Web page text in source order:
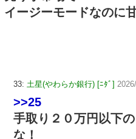
イージーモードなのに
33: 土星(やわらか銀行) [ﾆﾀﾞ]
>>25
手取り２０万円以下
な！